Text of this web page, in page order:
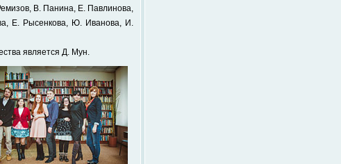
В. Панина, Е. Павлинова,
Е. Рысенкова, Ю. Иванова, И.
является Д. Мун.